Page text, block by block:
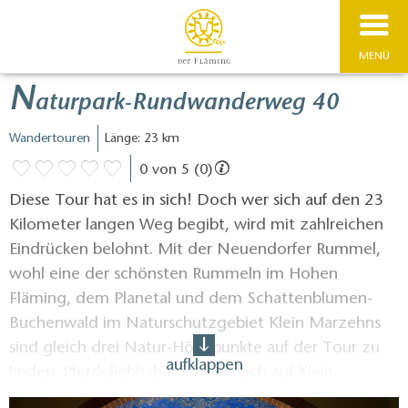
MENÜ
Naturpark-Rundwanderweg 40
Wandertouren Länge: 23 km
0 von 5 (0)
Diese Tour hat es in sich! Doch wer sich auf den 23
Kilometer langen Weg begibt, wird mit zahlreichen
Eindrücken belohnt. Mit der Neuendorfer Rummel,
wohl eine der schönsten Rummeln im Hohen
Fläming, dem Planetal und dem Schattenblumen-
Buchenwald im Naturschutzgebiet Klein Marzehns
sind gleich drei Natur-Höhepunkte auf der Tour zu
finden. Pferdeliebhaber können sich auf Klein
Marzehns mit seinen vielen Pferdekoppeln freuen.
aufklappen